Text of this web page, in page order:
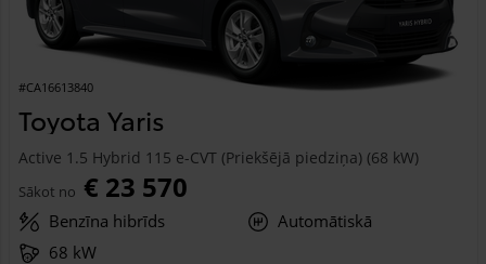
#CA16613840
Toyota Yaris
Active 1.5 Hybrid 115 e-CVT (Priekšējā piedziņa) (68 kW)
Sākot no € 23 570
Benzīna hibrīds
Automātiskā
68 kW